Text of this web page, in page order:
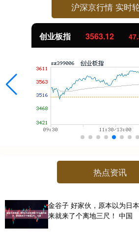
沪深京行情 实时
基金指数 7242.10
热点资讯
金谷子 好家伙，原本以为日
来就来了个离地三尺！ 中国